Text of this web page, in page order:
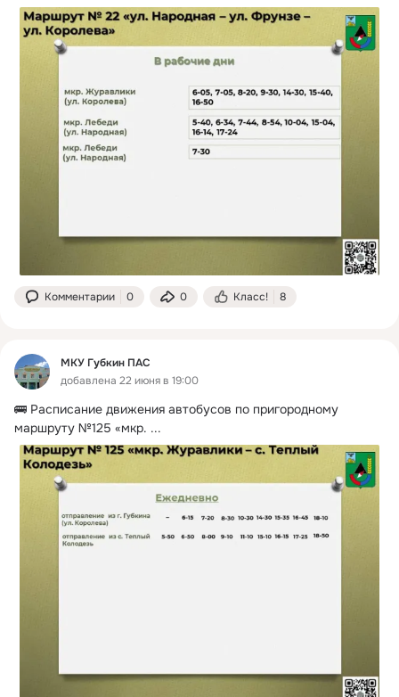
Комментарии 0 0 Класс! 8
МКУ Губкин ПАС
добавлена 22 июня в 19:00
🚌 Расписание движения автобусов по пригородному
маршруту №125 «мкр. ...